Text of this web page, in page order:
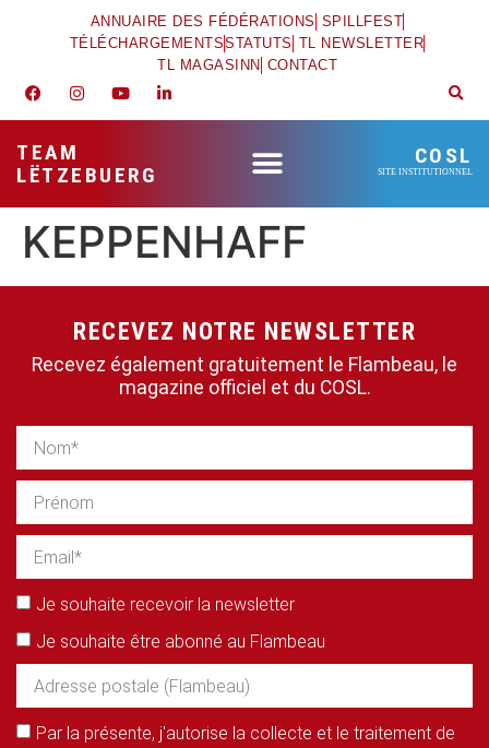
ANNUAIRE DES FÉDÉRATIONS SPILLFEST
TÉLÉCHARGEMENTSSTATUTS TL NEWSLETTER
TL MAGASINN CONTACT
TEAM
LËTZEBUERG
COSL
SITE INSTITUTIONNEL
KEPPENHAFF
RECEVEZ NOTRE NEWSLETTER
Recevez également gratuitement le Flambeau, le
magazine officiel et du COSL.
Je souhaite recevoir la newsletter
Je souhaite être abonné au Flambeau
Par la présente, j'autorise la collecte et le traitement de